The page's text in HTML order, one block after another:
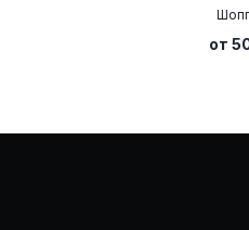
от
Политика